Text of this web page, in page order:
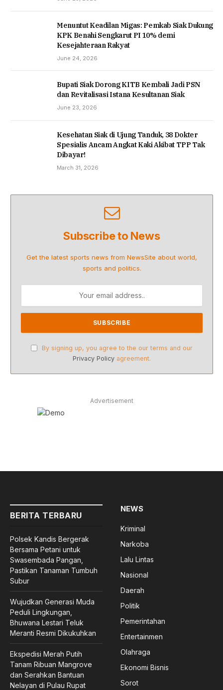
Menuntut Keadilan Migas: Pemkab Siak Dukung
KPK Benahi Sengkarut PI 10% demi
Kesejahteraan Rakyat
June 24, 2026
Bupati Siak Dorong KITB Kembali Jadi PSN
dan Revitalisasi Istana Kesultanan Siak
June 23, 2026
Kesehatan Siak di Ujung Tanduk, 38 Dokter
Spesialis Ancam Angkat Kaki Akibat TPP Tak
Dibayar!
March 31, 2026
Subscribe to News
Get the latest sports news from NewsSite about world,
sports and politics.
By signing up, you agree to the our terms and our
Privacy Policy agreement.
Advertisement
BERITA TERBARU
Polsek Kandis Bergerak
Bersama Petani untuk
Swasembada Pangan,
Pastikan Tanaman Tumbuh
Subur
Wujudkan Generasi Muda
Peduli Lingkungan,
Bhuwana Lestari Teluk
Meranti Resmi Dikukuhkan
Ekspedisi Merah Putih
Tanam Ribuan Mangrove
dan Serahkan Bantuan
Nelayan di Pulau Rupat
NEWS
Kriminal
Narkoba
Lalu Lintas
Nasional
Daerah
Politik
Pemerintahan
Entertainmen
Olahraga
Ekonomi Bisnis
Sorot